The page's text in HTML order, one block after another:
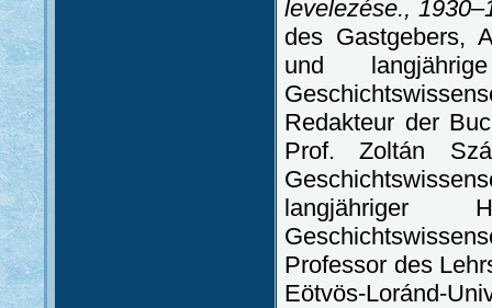
levelezése.,
des Gastgebers,
und
Redakteur der
Prof. Zoltán
langjähriger
Professor des
Eötvös-Loránd-